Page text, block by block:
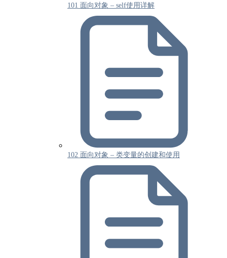
101 面向对象 – self使用详解
102 面向对象 – 类变量的创建和使用